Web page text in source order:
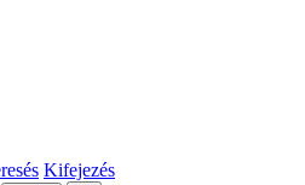
Kifejezés